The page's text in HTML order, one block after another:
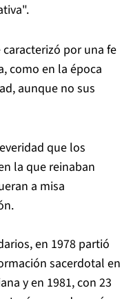
caracterizó por una fe
como en la época
aunque no sus
que los
la que reinaban
a misa
en 1978 partió
sacerdotal en
y en 1981, con 23